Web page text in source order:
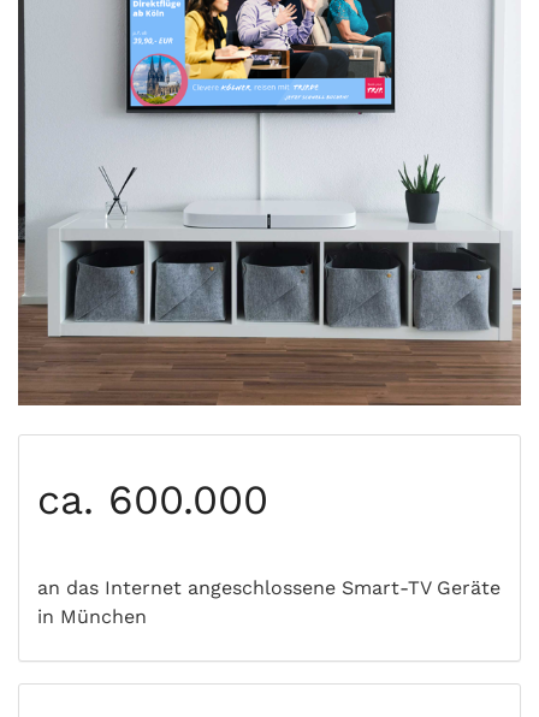
ca. 600.000
an das Internet angeschlossene Smart-TV Geräte
in München